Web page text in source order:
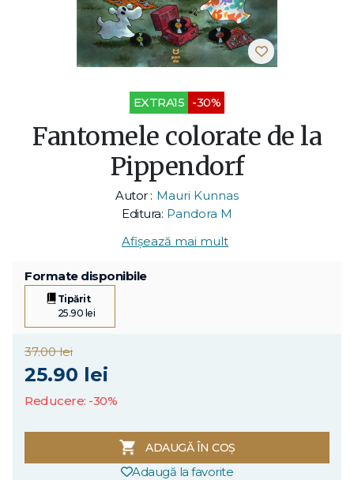
EXTRA15 -30%
Fantomele colorate de la
Pippendorf
Autor : Mauri Kunnas
Editura: Pandora M
Afișează mai mult
Formate disponibile
Tipărit
25.90 lei
37.00 lei
25.90 lei
Reducere: -30%
ADAUGĂ ÎN COȘ
Adaugă la favorite